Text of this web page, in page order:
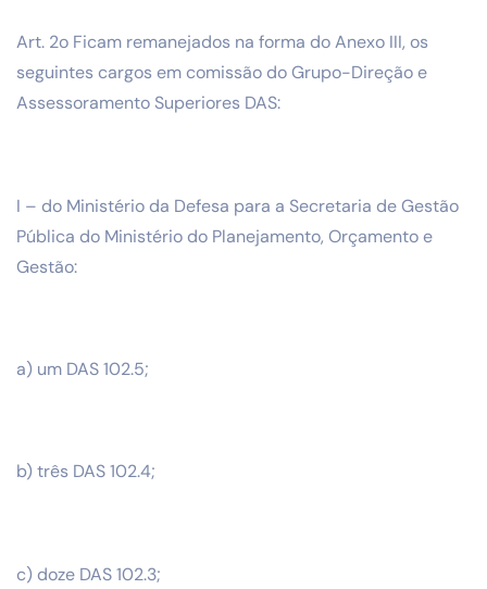
Art. 2o Ficam remanejados na forma do Anexo III, os
seguintes cargos em comissão do Grupo-Direção e
Assessoramento Superiores DAS:
I – do Ministério da Defesa para a Secretaria de Gestão
Pública do Ministério do Planejamento, Orçamento e
Gestão:
a) um DAS 102.5;
b) três DAS 102.4;
c) doze DAS 102.3;